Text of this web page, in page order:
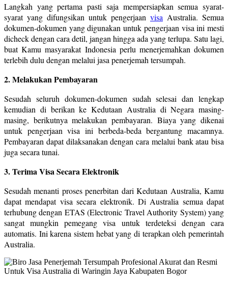
Langkah yang pertama pasti saja mempersiapkan semua syarat-
syarat yang difungsikan untuk pengerjaan visa Australia. Semua
dokumen-dokumen yang digunakan untuk pengerjaan visa ini mesti
dicheck dengan cara detil, jangan hingga ada yang terlupa. Satu lagi,
buat Kamu masyarakat Indonesia perlu menerjemahkan dokumen
terlebih dulu dengan melalui jasa penerjemah tersumpah.
2. Melakukan Pembayaran
Sesudah seluruh dokumen-dokumen sudah selesai dan lengkap
kemudian di berikan ke Kedutaan Australia di Negara masing-
masing, berikutnya melakukan pembayaran. Biaya yang dikenai
untuk pengerjaan visa ini berbeda-beda bergantung macamnya.
Pembayaran dapat dilaksanakan dengan cara melalui bank atau bisa
juga secara tunai.
3. Terima Visa Secara Elektronik
Sesudah menanti proses penerbitan dari Kedutaan Australia, Kamu
dapat mendapat visa secara elektronik. Di Australia semua dapat
terhubung dengan ETAS (Electronic Travel Authority System) yang
sangat mungkin pemegang visa untuk terdeteksi dengan cara
automatis. Ini karena sistem hebat yang di terapkan oleh pemerintah
Australia.